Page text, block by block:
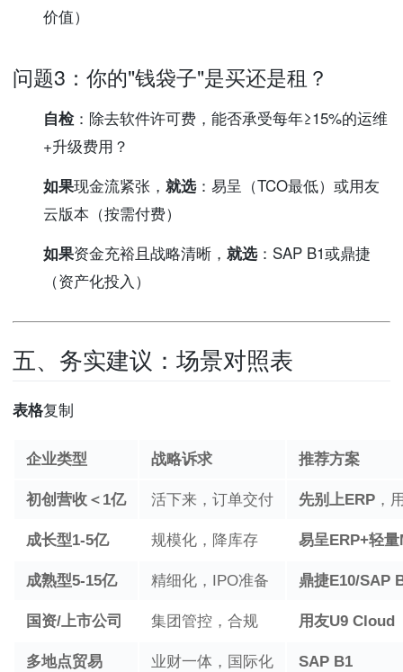
价值）
问题3：你的"钱袋子"是买还是租？
自检：除去软件许可费，能否承受每年≥15%的运维
+升级费用？
如果现金流紧张， 就选：易呈（TCO最低）或用友
云版本（按需付费）
如果资金充裕且战略清晰， 就选：SAP B1或鼎捷
（资产化投入）
五、务实建议：场景对照表
表格复制
企业类型 战略诉求 推荐方案
初创营收＜1亿 活下来，订单交付 先别上ERP ，
成长型1-5亿 规模化，降库存 易呈ERP+轻量
成熟型5-15亿 精细化，IPO准备 鼎捷E10/SAP
国资/上市公司 集团管控，合规 用友U9 Cloud
多地点贸易 业财一体，国际化 SAP B1